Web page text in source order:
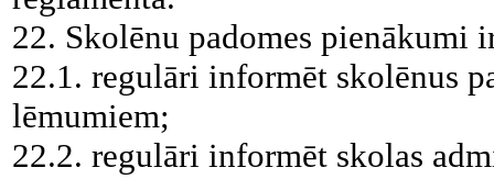
22. Skolēnu padomes pienākumi
22.1. regulāri informēt skolēnus
lēmumiem;
22.2. regulāri informēt skolas